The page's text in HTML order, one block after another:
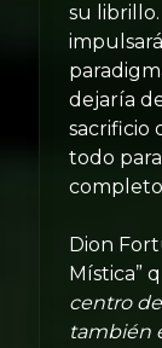
su
dejaría
sacrificio
todo
Dion
Mística”
centro
también